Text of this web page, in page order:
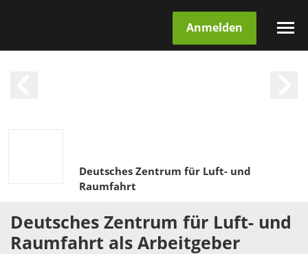
Anmelden
Deutsches Zentrum für Luft- und
Raumfahrt
Deutsches Zentrum für Luft- und
Raumfahrt als Arbeitgeber